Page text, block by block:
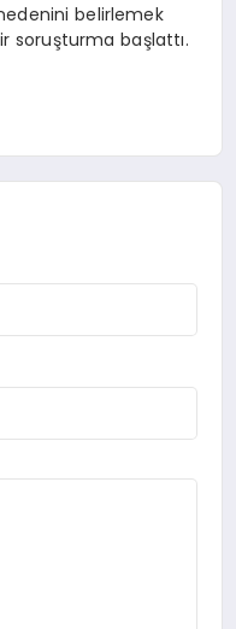
belirlemek
soruşturma başlattı.